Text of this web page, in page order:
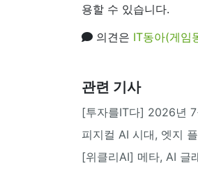
용할 수 있습니다.
의견은 IT동아(게임
관련 기사
[투자를IT다] 2026년
피지컬 AI 시대, 엣지
[위클리AI] 메타, AI 글